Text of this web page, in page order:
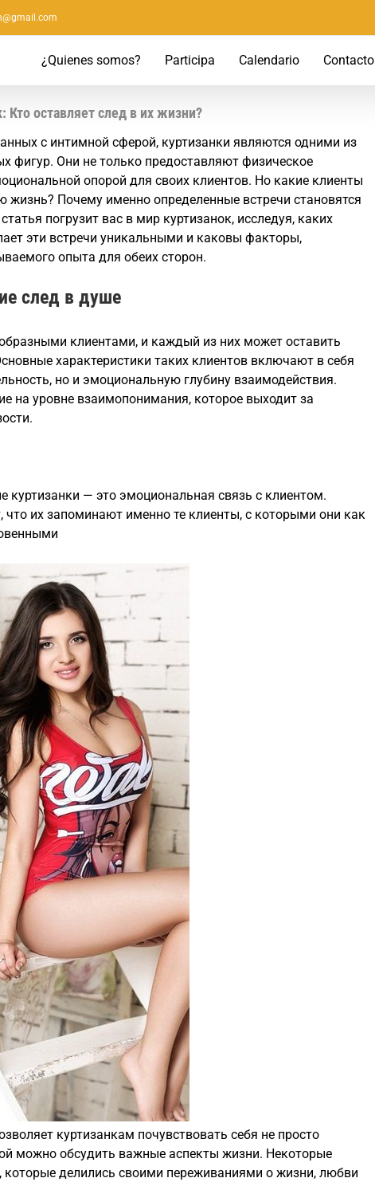
¿Quienes somos? Participa Calendario Contacto
оставляет след в их жизни?
с интимной сферой, куртизанки являются одними из
фигур. Они не только предоставляют физическое
опорой для своих клиентов. Но какие клиенты
Почему именно определенные встречи становятся
погрузит вас в мир куртизанок, исследуя, каких
эти встречи уникальными и каковы факторы,
опыта для обеих сторон.
след в душе
клиентами, и каждый из них может оставить
характеристики таких клиентов включают в себя
но и эмоциональную глубину взаимодействия.
на уровне взаимопонимания, которое выходит за
куртизанки — это эмоциональная связь с клиентом.
что их запоминают именно те клиенты, с которыми они как
куртизанкам почувствовать себя не просто
можно обсудить важные аспекты жизни. Некоторые
которые делились своими переживаниями о жизни, любви